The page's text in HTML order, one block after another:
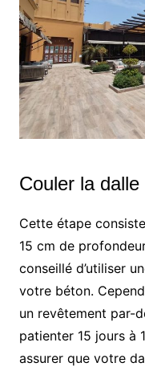
Couler la
Cette étape
15 cm de
conseillé d’utiliser
votre béton.
un revêtement par-
patienter 15 jours à
assurer que votre